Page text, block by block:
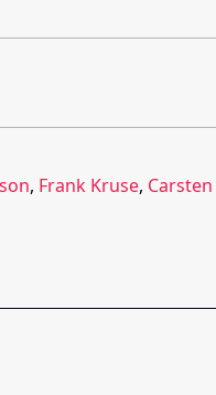
, Frank Kruse,